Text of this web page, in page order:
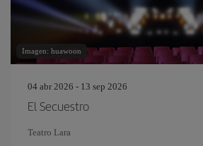
Imagen: huawoon
04 abr 2026 - 13 sep 2026
El Secuestro
Teatro Lara